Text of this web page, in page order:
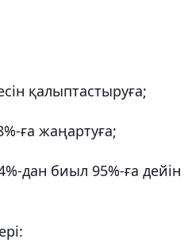
қалыптастыруға;
ға жаңартуға;
дан биыл 95%-ға дейін